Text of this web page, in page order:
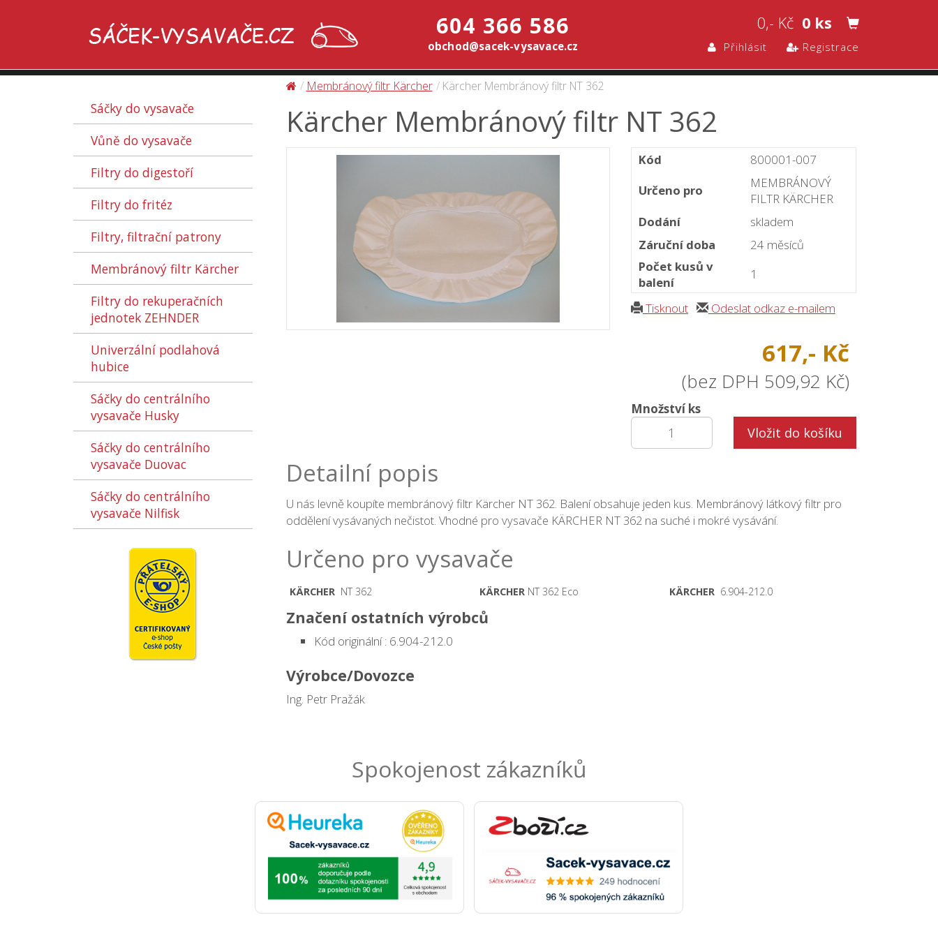
604 366 586
obchod@sacek-vysavace.cz
0,- Kč 0 ks
Přihlásit Registrace
Sáčky do vysavače
Vůně do vysavače
Filtry do digestoří
Filtry do fritéz
Filtry, filtrační patrony
Membránový filtr Kärcher
Filtry do rekuperačních
jednotek ZEHNDER
Univerzální podlahová
hubice
Sáčky do centrálního
vysavače Husky
Sáčky do centrálního
vysavače Duovac
Sáčky do centrálního
vysavače Nilfisk
Membránový filtr Kärcher Kärcher Membránový filtr NT 362
Kärcher Membránový filtr NT 362
Kód
800001-007
Určeno pro
MEMBRÁNOVÝ
FILTR KÄRCHER
Dodání
skladem
Záruční doba
24 měsíců
Počet kusů v
balení
1
Tisknout Odeslat odkaz e-mailem
617,- Kč
(bez DPH 509,92 Kč)
Množství ks
Vložit do košíku
Detailní popis
U nás levně koupíte membránový filtr Kärcher NT 362. Balení obsahuje jeden kus. Membránový látkový filtr pro
oddělení vysávaných nečistot. Vhodné pro vysavače KÄRCHER NT 362 na suché i mokré vysávání.
Určeno pro vysavače
KÄRCHERNT 362 KÄRCHERNT 362 Eco KÄRCHER 6.904-212.0
Značení ostatních výrobců
Kód originální : 6.904-212.0
Výrobce/Dovozce
Ing. Petr Pražák
Spokojenost zákazníků